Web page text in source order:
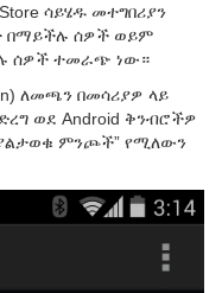
ሳይሄዱ መተግበሪያን
በማይችሉ ሰዎች ወይም
ሰዎች ተመራጭ ነው።
ለመጫን በመሳሪያዎ ላይ
ወደ Android ቅንብሮችዎ
ምንጮች” የሚለውን